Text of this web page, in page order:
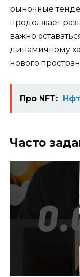
рыночные
продолжает
важно
динамичному
нового
Про NFT:
Часто